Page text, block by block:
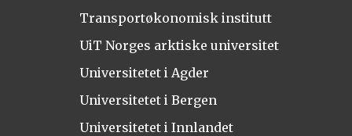
Transportøkonomisk institutt
UiT Norges arktiske universitet
Universitetet i Agder
Universitetet i Bergen
Universitetet i Innlandet